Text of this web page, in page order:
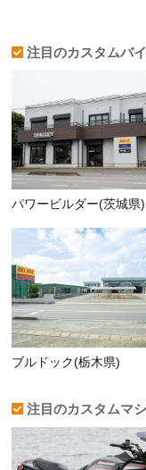
注目のカスタムバ
パワービルダー(茨城県)
ブルドック(栃木県)
注目のカスタムマ